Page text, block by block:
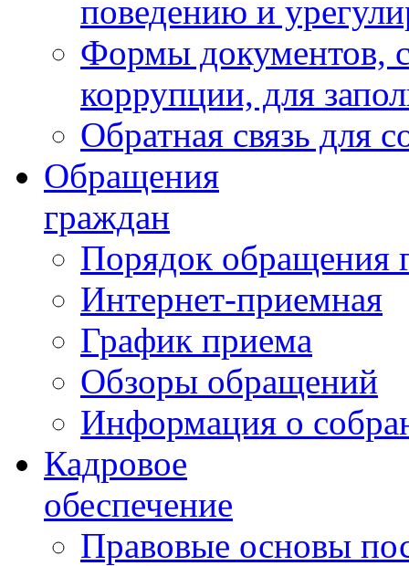
поведению и
Формы документов,
коррупции, для
Обратная связь для
Обращения
граждан
Порядок обращения
Интернет-приемная
График приема
Обзоры обращений
Информация о
Кадровое
обеспечение
Правовые основы